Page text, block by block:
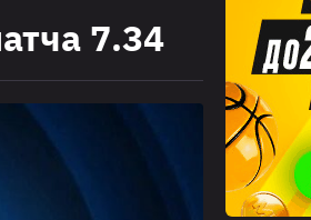
7.34